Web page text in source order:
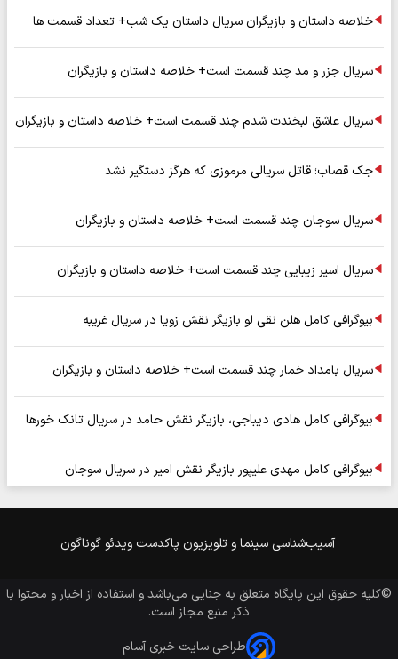
خلاصه داستان و بازیگران سریال داستان یک شب+ تعداد قسمت ها
سریال جزر و مد چند قسمت است+ خلاصه داستان و بازیگران
سریال عاشق لبخندت شدم چند قسمت است+ خلاصه داستان و بازیگران
جک قصاب؛ قاتل سریالی مرموزی که هرگز دستگیر نشد
سریال سوجان چند قسمت است+ خلاصه داستان و بازیگران
سریال اسیر زیبایی چند قسمت است+ خلاصه داستان و بازیگران
بیوگرافی کامل هلن نقی لو بازیگر نقش زویا در سریال غریبه
سریال بامداد خمار چند قسمت است+ خلاصه داستان و بازیگران
بیوگرافی کامل هادی دیباجی، بازیگر نقش حامد در سریال تانک خورها
بیوگرافی کامل مهدی علیپور بازیگر نقش امیر در سریال سوجان
آسیب‌شناسی سینما و تلویزیون پاکدست ویدئو گوناگون
©کلیه حقوق این پایگاه متعلق به جنایی می‌باشد و استفاده از اخبار و محتوا با
ذکر منبع مجاز است.
طراحی سایت خبری آسام